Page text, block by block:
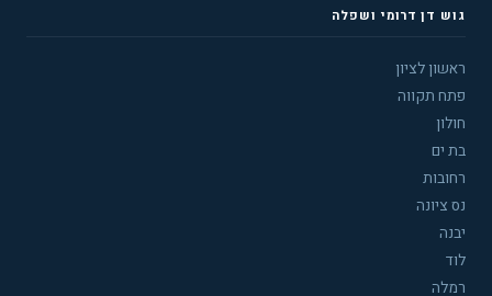
גוש דן דרומי ושפלה
ראשון לציון
פתח תקווה
חולון
בת ים
רחובות
נס ציונה
יבנה
לוד
רמלה